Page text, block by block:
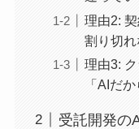
理由2:
割り切れ
理由3:
「AIだ
受託開発の